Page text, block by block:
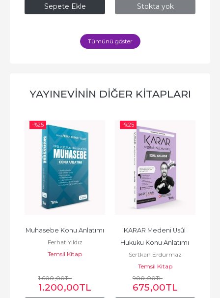
Sepete Ekle Stokta yok
Tümünü göster
YAYINEVININ DIĞER KITAPLARI
-%25
Muhasebe Konu Anlatımı
Ferhat Yıldız
Temsil Kitap
1.600,00TL
1.200,00TL
-%25
KARAR Medeni Usûl
Hukuku Konu Anlatımı
Kitabı
Sertkan Erdurmaz
Temsil Kitap
900,00TL
675,00TL